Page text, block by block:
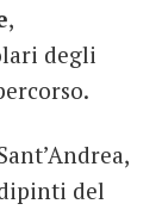
,
degli
del